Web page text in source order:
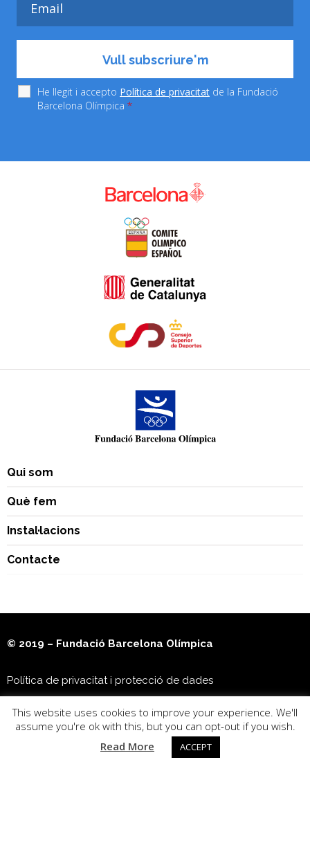
He llegit i accepto Política de privacitat de la Fundació
Barcelona Olímpica *
Qui som
Què fem
Instal·lacions
Contacte
© 2019 – Fundació Barcelona Olímpica
Política de privacitat i protecció de dades
Museu Olímpic i de l’Esport Joan Antoni Samaranch
This website uses cookies to improve your experience. We'll
assume you're ok with this, but you can opt-out if you wish.
Read More
ACCEPT